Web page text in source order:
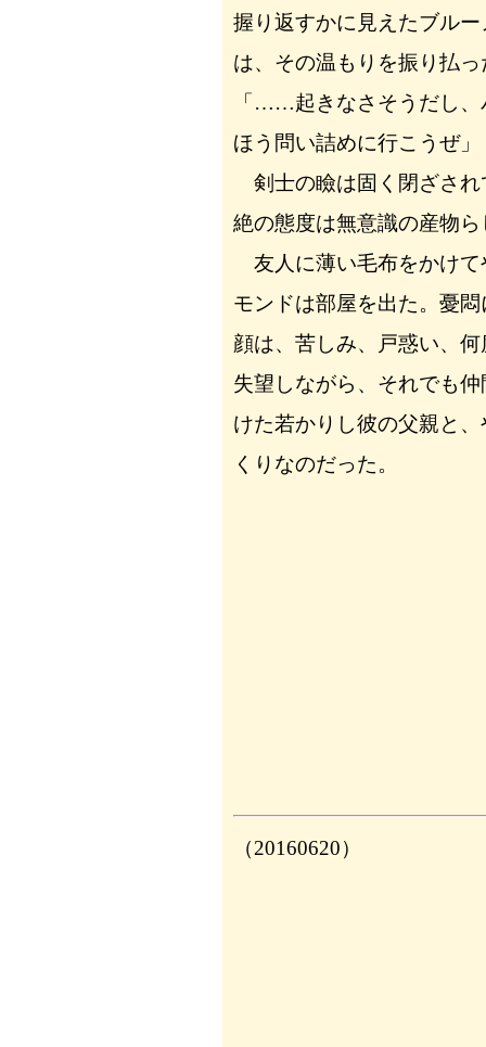
握り返すかに見えたブル
は、その温もりを振り払っ
「……起きなさそうだし、
ほう問い詰めに行こうぜ」
剣士の瞼は固く閉ざされ
絶の態度は無意識の産物ら
友人に薄い毛布をかけて
モンドは部屋を出た。憂
顔は、苦しみ、戸惑い、
失望しながら、それでも
けた若かりし彼の父親と
くりなのだった。
（20160620）